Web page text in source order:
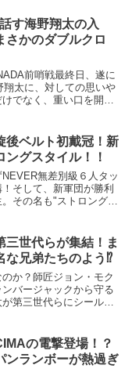
ト。そして、血で血を
のこ...
す海野翔太の入
さかのダブルクロ
前哨戦最終日、遂に
翔太に、対しての思いや
でなく、重い口を開き
る。それやるとな、全
後ベルト初戴冠！新
ングスタイル！！
無差別級６人タッ
そして、新軍団が勝利
その名も"ストロングス
三世代らが集結！ま
な兄弟たちのよう⁉
か？師匠ジョン・モク
バージャックから守る
第三世代らにシールド
ホールのIWGP世界戦に
ーン...
の電撃登場！？
ンランボーが熱過ぎ